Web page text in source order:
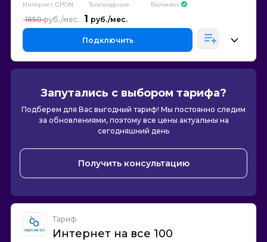
Интернет GPON
Телевидение
Включен
1
1850
Подключить
Запутались с выбором тарифа?
Подберем для Вас выгодный тариф! Мы постоянно следим
за обновлениями, поэтому все цены актуальны на
сегодняшний день
Получить консультацию
Тариф
Интернет на все 100